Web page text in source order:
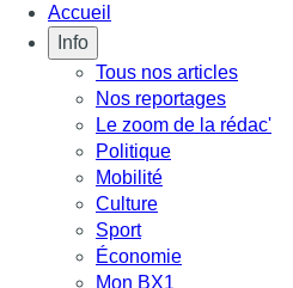
Accueil
Info
Tous nos articles
Nos reportages
Le zoom de la rédac'
Politique
Mobilité
Culture
Sport
Économie
Mon BX1